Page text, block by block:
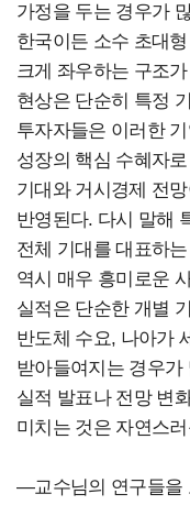
가정을 두는 경우가
한국이든 소수 초대
크게 좌우하는 구조
현상은 단순히 특정
투자자들은 이러한
성장의 핵심 수혜자
기대와 거시경제 전
반영된다. 다시 말해
전체 기대를 대표하
역시 매우 흥미로운
실적은 단순한 개별
반도체 수요, 나아가
받아들여지는 경우가
실적 발표나 전망 변
미치는 것은 자연스
―교수님의 연구들을